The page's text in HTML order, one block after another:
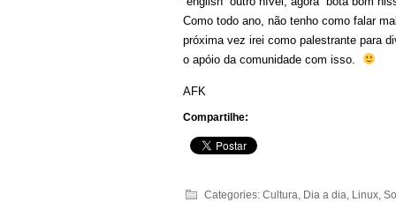
Como todo ano, não tenho como falar
próxima vez irei como palestrante para
o apóio da comunidade com isso.
AFK
Compartilhe:
Categories: Cultura, Dia a dia, Linux,